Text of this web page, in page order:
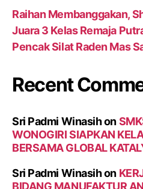
Raihan Membanggakan,
Juara 3 Kelas Remaja
Pencak Silat Raden Mas
Recent
Sri Padmi Winasihon
WONOGIRI SIAPKAN
BERSAMA GLOBAL
Sri Padmi Winasihon
BIDANG MANUFAKTUR